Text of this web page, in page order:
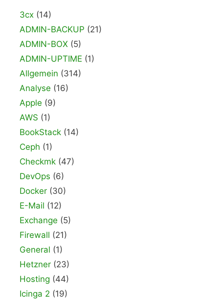
3cx (14)
ADMIN-BACKUP (21)
ADMIN-BOX (5)
ADMIN-UPTIME (1)
Allgemein (314)
Analyse (16)
Apple (9)
AWS (1)
BookStack (14)
Ceph (1)
Checkmk (47)
DevOps (6)
Docker (30)
E-Mail (12)
Exchange (5)
Firewall (21)
General (1)
Hetzner (23)
Hosting (44)
Icinga 2 (19)